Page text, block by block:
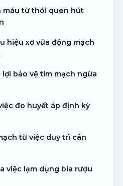
máu từ thói quen hút
hiệu xơ vữa động mạch
bảo vệ tim mạch ngừa
đo huyết áp định kỳ
từ việc duy trì cân
việc lạm dụng bia rượu